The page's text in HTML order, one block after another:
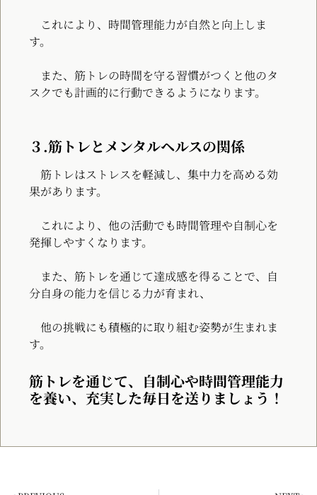
これにより、時間管理能力が自然と向上しま
す。
また、筋トレの時間を守る習慣がつくと他のタ
スクでも計画的に行動できるようになります。
３.筋トレとメンタルヘルスの関係
筋トレはストレスを軽減し、集中力を高める効
果があります。
これにより、他の活動でも時間管理や自制心を
発揮しやすくなります。
また、筋トレを通じて達成感を得ることで、自
分自身の能力を信じる力が育まれ、
他の挑戦にも積極的に取り組む姿勢が生まれま
す。
筋トレを通じて、自制心や時間管理能力
を養い、充実した毎日を送りましょう！